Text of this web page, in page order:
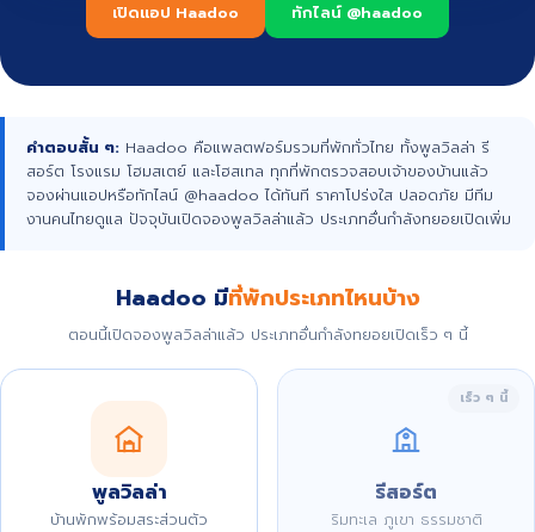
เปิดแอป Haadoo ทักไลน์ @haadoo
คำตอบสั้น ๆ: Haadoo คือแพลตฟอร์มรวมที่พักทั่วไทย ทั้งพูลวิลล่า รี
สอร์ต โรงแรม โฮมสเตย์ และโฮสเทล ทุกที่พักตรวจสอบเจ้าของบ้านแล้ว
จองผ่านแอปหรือทักไลน์ @haadoo ได้ทันที ราคาโปร่งใส ปลอดภัย มีทีม
งานคนไทยดูแล ปัจจุบันเปิดจองพูลวิลล่าแล้ว ประเภทอื่นกำลังทยอยเปิดเพิ่ม
Haadoo มีที่พักประเภทไหนบ้าง
ตอนนี้เปิดจองพูลวิลล่าแล้ว ประเภทอื่นกำลังทยอยเปิดเร็ว ๆ นี้
พูลวิลล่า
บ้านพักพร้อมสระส่วนตัว
เร็ว ๆ นี้
รีสอร์ต
ริมทะเล ภูเขา ธรรมชาติ